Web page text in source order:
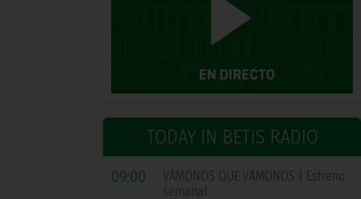
TODAY IN BETIS RADIO
09:00
VÁMONOS QUE VÁMONOS | Estreno
semanal